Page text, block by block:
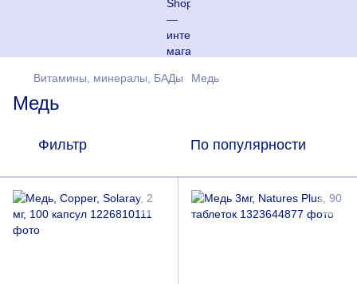
Витамины, минералы, БАДы Медь
Медь
Фильтр По популярности